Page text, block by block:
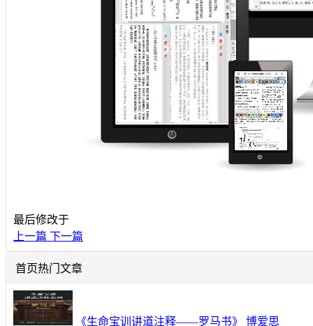
最后修改于
上一篇 下一篇
首页热门文章
《生命宝训讲道注释——罗马书》 博爱思